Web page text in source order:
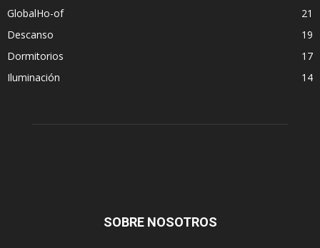
GlobalHo-of
21
Descanso
19
Dormitorios
17
Iluminación
14
SOBRE NOSOTROS